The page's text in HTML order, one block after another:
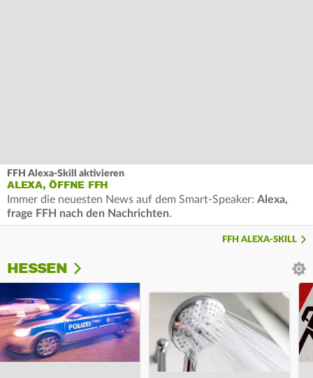
FFH Alexa-Skill aktivieren
ALEXA, ÖFFNE FFH
Immer die neuesten News auf dem Smart-Speaker: Alexa,
frage FFH nach den Nachrichten.
FFH ALEXA-SKILL
HESSEN